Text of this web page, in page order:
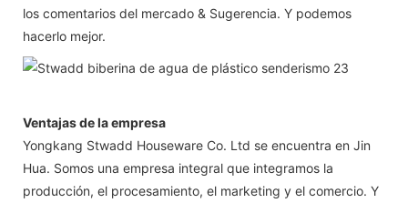
los comentarios del mercado & Sugerencia. Y podemos
hacerlo mejor.
Ventajas de la empresa
Yongkang Stwadd Houseware Co. Ltd se encuentra en Jin
Hua. Somos una empresa integral que integramos la
producción, el procesamiento, el marketing y el comercio. Y